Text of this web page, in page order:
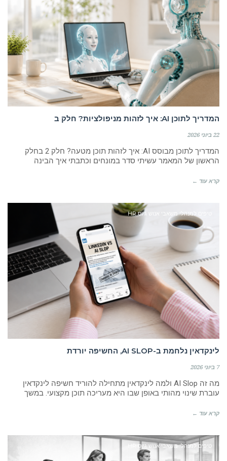
המדריך לתוכן AI: איך לזהות מניפולציות? חלק ב
22 ביוני 2026
המדריך לתוכן מבוסס AI: איך לזהות תוכן מטעה? חלק 2 בחלק
הראשון של המאמר עשיתי סדר במונחים וכתבתי איך הבינה
קרא עוד ←
טיפים למנהלי משאבי אנוש גיוס HR
לינקדאין נלחמת ב-AI SLOP, החשיפה יורדת
7 ביוני 2026
מה זה AI Slop ולמה לינקדאין מתחילה להוריד חשיפה לינקדאין
עוברת שינוי מהותי באופן שבו היא מעריכה תוכן מקצועי. במשך
קרא עוד ←
טיפים למנהלי משאבי אנוש גיוס HR